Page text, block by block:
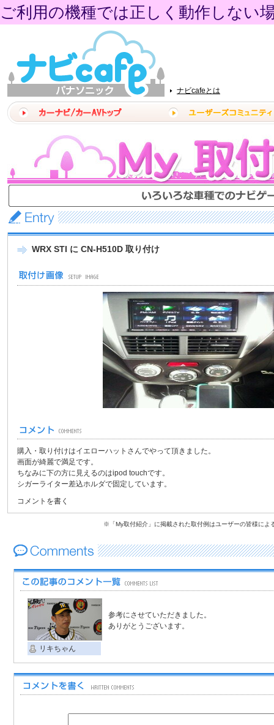
ご利用の機種では正しく動作しない
ナビcafeとは
WRX STI に CN-H510D 取り付け
購入・取り付けはイエローハットさんでやって頂きました。
画面が綺麗で満足です。
ちなみに下の方に見えるのはipod touchです。
シガーライター差込ホルダで固定しています。
コメントを書く
※「My取付紹介」に掲載された取付例はユーザーの皆様によ
リキちゃん
参考にさせていただきました。
ありがとうございます。